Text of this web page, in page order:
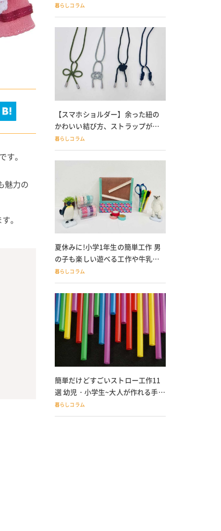
。
魅力の
。
の飾り方も
暮らしコラム
【スマホショルダー】余った紐の
かわいい結び方、ストラップが落
ちる人必見
暮らしコラム
夏休みに!小学1年生の簡単工作 男
の子も楽しい遊べる工作や牛乳パ
ック貯金箱も
暮らしコラム
簡単だけどすごいストロー工作11
選 幼児・小学生~大人が作れる手作
りおもちゃ
暮らしコラム